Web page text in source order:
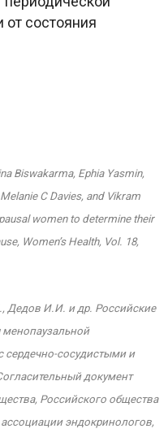
от состояния
Biswakarma, Ephia Yasmin,
C Davies, and Vikram
women to determine their
Women’s Health, Vol. 18,
Дедов И.И. и др. Российские
менопаузальной
сердечно-сосудистыми и
документ
Российского общества
эндокринологов,